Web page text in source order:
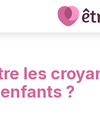
les
?